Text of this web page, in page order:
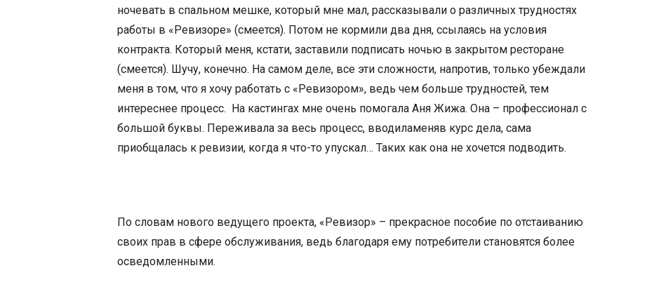
ночевать в спальном мешке, который мне мал, рассказывали о различных трудностях
работы в «Ревизоре» (смеется). Потом не кормили два дня, ссылаясь на условия
контракта. Который меня, кстати, заставили подписать ночью в закрытом ресторане
(смеется). Шучу, конечно. На самом деле, все эти сложности, напротив, только убеждали
меня в том, что я хочу работать с «Ревизором», ведь чем больше трудностей, тем
интереснее процесс. На кастингах мне очень помогала Аня Жижа. Она – профессионал с
большой буквы. Переживала за весь процесс, вводиламеняв курс дела, сама
приобщалась к ревизии, когда я что-то упускал… Таких как она не хочется подводить.
По словам нового ведущего проекта, «Ревизор» – прекрасное пособие по отстаиванию
своих прав в сфере обслуживания, ведь благодаря ему потребители становятся более
осведомленными.